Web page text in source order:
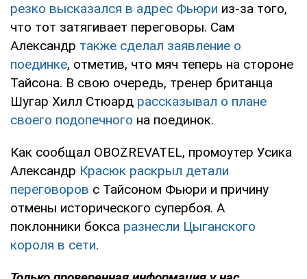
резко высказался в адрес Фьюри из-за того,
что тот затягивает переговоры. Сам
Александр также сделал заявление о
поединке, отметив, что мяч теперь на стороне
Тайсона. В свою очередь, тренер британца
Шугар Хилл Стюард рассказывал о плане
своего подопечного на поединок.
Как сообщал OBOZREVATEL, промоутер Усика
Александр Красюк раскрыл детали
переговоров с Тайсоном Фьюри и причину
отмены исторического супербоя. А
поклонники бокса разнесли Цыганского
короля в сети.